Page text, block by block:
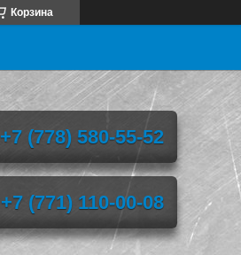
Корзина
+7 (778) 580-55-52
+7 (771) 110-00-08